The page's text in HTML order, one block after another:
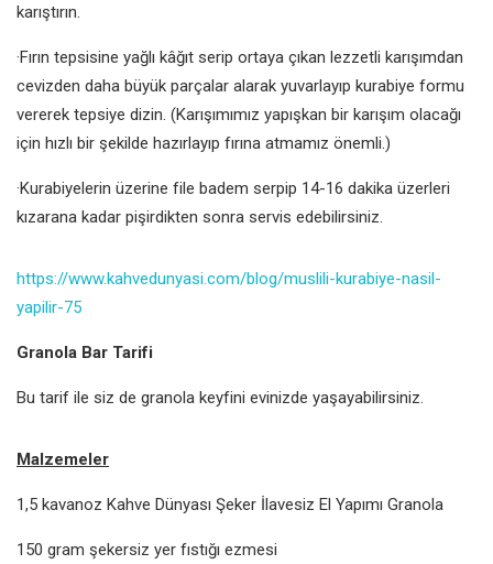
karıştırın.
·Fırın tepsisine yağlı kâğıt serip ortaya çıkan lezzetli karışımdan
cevizden daha büyük parçalar alarak yuvarlayıp kurabiye formu
vererek tepsiye dizin. (Karışımımız yapışkan bir karışım olacağı
için hızlı bir şekilde hazırlayıp fırına atmamız önemli.)
·Kurabiyelerin üzerine file badem serpip 14-16 dakika üzerleri
kızarana kadar pişirdikten sonra servis edebilirsiniz.
https://www.kahvedunyasi.com/blog/muslili-kurabiye-nasil-
yapilir-75
Granola Bar Tarifi
Bu tarif ile siz de granola keyfini evinizde yaşayabilirsiniz.
Malzemeler
1,5 kavanoz Kahve Dünyası Şeker İlavesiz El Yapımı Granola
150 gram şekersiz yer fıstığı ezmesi